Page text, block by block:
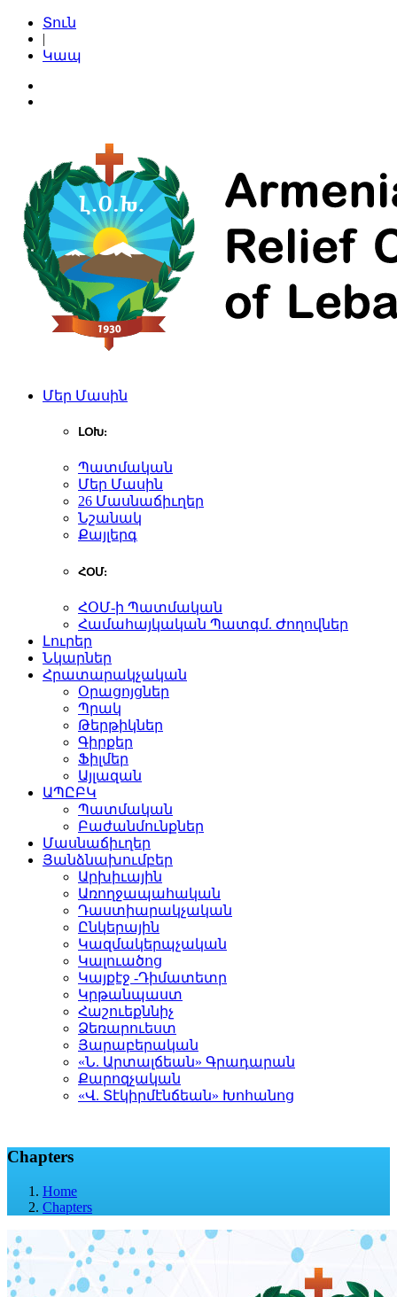
Տուն
|
Կապ
Մեր Մասին
ԼՕԽ:
Պատմական
Մեր Մասին
26 Մասնաճիւղեր
Նշանակ
Քայլերգ
ՀՕՄ:
ՀՕՄ-ի Պատմական
Համահայկական Պատգմ. Ժողովներ
Լուրեր
Նկարներ
Հրատարակչական
Օրացոյցներ
Պրակ
Թերթիկներ
Գիրքեր
Ֆիլմեր
Այլազան
ԱՊԸԲԿ
Պատմական
Բաժանմունքներ
Մասնաճիւղեր
Յանձնախումբեր
Արխիւային
Առողջապահական
Դաստիարակչական
Ընկերային
Կազմակերպչական
Կալուածոց
Կայքէջ -Դիմատետր
Կրթանպաստ
Հաշուեքննիչ
Ձեռարուեստ
Յարաբերական
«Ն. Արտալճեան» Գրադարան
Քարոզչական
«Վ. Տէկիրմէնճեան» Խոհանոց
Chapters
Home
Chapters